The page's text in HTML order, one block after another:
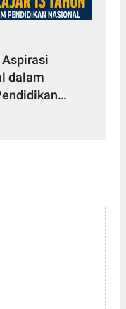
Aspirasi
dalam
X DPR RI